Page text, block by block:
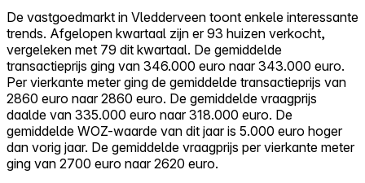
Alles-in-één
Reviews
Prijzen
Log in
Probeer Walter gratis
De vastgoedmarkt in Vledderveen toont enkele interessante
trends. Afgelopen kwartaal zijn er 93 huizen verkocht,
vergeleken met 79 dit kwartaal. De gemiddelde
transactieprijs ging van 346.000 euro naar 343.000 euro.
Per vierkante meter ging de gemiddelde transactieprijs van
2860 euro naar 2860 euro. De gemiddelde vraagprijs
daalde van 335.000 euro naar 318.000 euro. De
gemiddelde WOZ-waarde van dit jaar is 5.000 euro hoger
dan vorig jaar. De gemiddelde vraagprijs per vierkante meter
ging van 2700 euro naar 2620 euro.